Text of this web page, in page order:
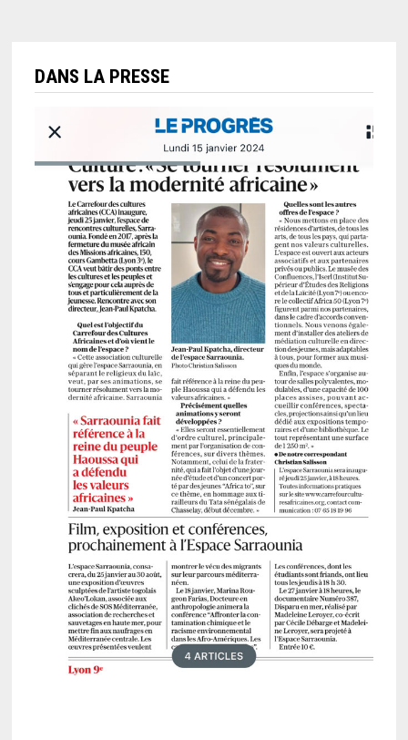
DANS LA PRESSE